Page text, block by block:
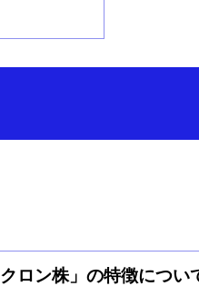
ロン株」の特徴につい